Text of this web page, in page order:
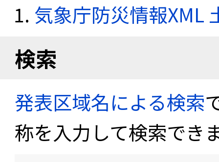
気象庁防災情報XML
検索
発表区域名による検索
称を入力して検索でき